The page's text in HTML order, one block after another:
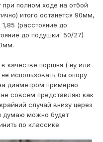
при полном ходе на отбой
итого останется 90мм,
(расстояние до
до подушки 50/27)
качестве поршня ( ну или
использовать бы опору
диаметром примерно
совсем представляю как
случай внизу церез
думаю можно будет
по классике